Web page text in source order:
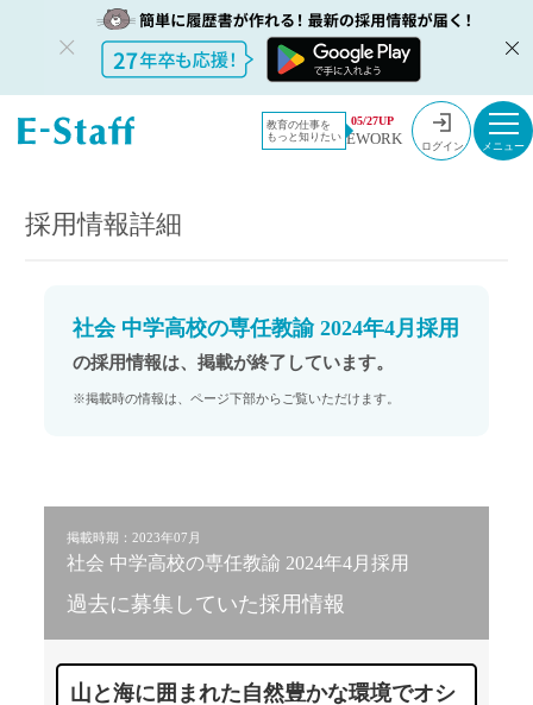
教育の仕事を
もっと知りたい
05/27UP
EWORK ログイン
教員採用情
報のイー・
採用情報
社会 中学高校の専任教諭 2024年4月採用
採用情報詳細
社会 中学高校の専任教諭 2024年4月採用
の採用情報は、掲載が終了しています。
※掲載時の情報は、ページ下部からご覧いただけます。
掲載時期：2023年07月
社会 中学高校の専任教諭 2024年4月採用
過去に募集していた採用情報
山と海に囲まれた自然豊かな環境でオシ